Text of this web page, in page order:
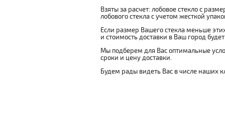
Взяты за расчет: лобовое стекло с
лобового стекла с учетом жесткой
Если размер Вашего стекла меньше
и стоимость доставки в Ваш город
Мы подберем для Вас оптимальные
сроки и цену доставки.
Будем рады видеть Вас в числе наших